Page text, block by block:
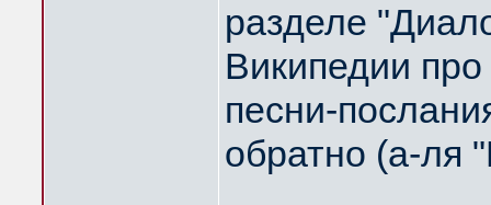
разделе
Википедии
песни-
обратно (а-ля